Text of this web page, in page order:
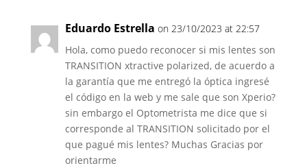
Eduardo Estrella on 23/10/2023 at 22:57
Hola, como puedo reconocer si mis lentes son
TRANSITION xtractive polarized, de acuerdo a
la garantía que me entregó la óptica ingresé
el código en la web y me sale que son Xperio?
sin embargo el Optometrista me dice que si
corresponde al TRANSITION solicitado por el
que pagué mis lentes? Muchas Gracias por
orientarme